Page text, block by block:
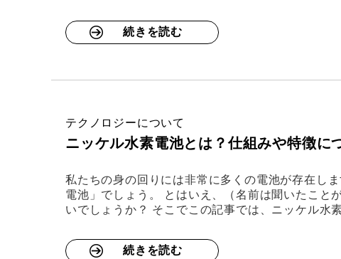
続きを読む
テクノロジーについて
ニッケル水素電池とは？仕組みや特徴に
私たちの身の回りには非常に多くの電池が存在し
電池」でしょう。 とはいえ、（名前は聞いたこと
いでしょうか？ そこでこの記事では、ニッケル水
続きを読む